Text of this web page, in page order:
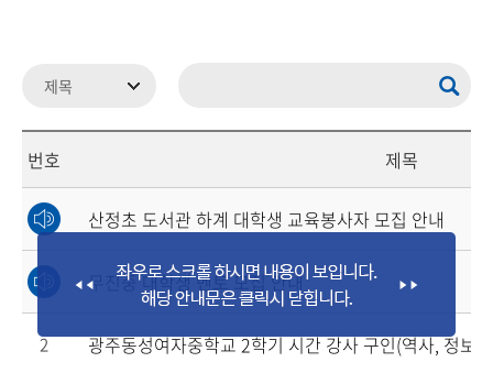
번호 제목
산정초 도서관 하계 대학생 교육봉사자 모집 안내
무진중 대학생 멘토 모집 안내
2 광주동성여자중학교 2학기 시간 강사 구인(역사, 정보)